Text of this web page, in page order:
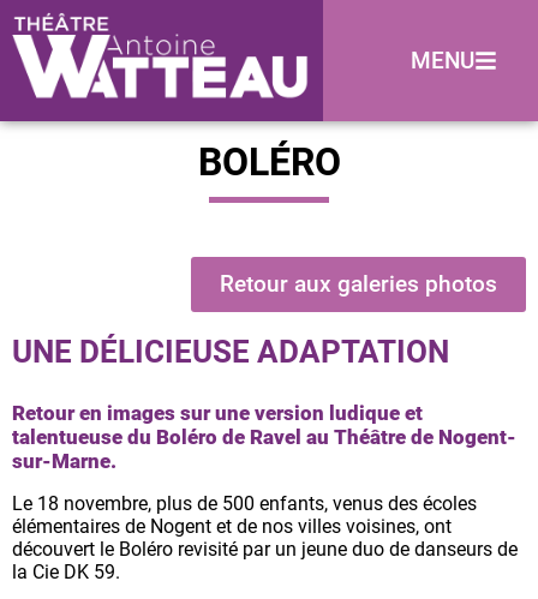
MENU
BOLÉRO
Retour aux galeries photos
UNE DÉLICIEUSE ADAPTATION
Retour en images sur une version ludique et
talentueuse du Boléro de Ravel au Théâtre de Nogent-
sur-Marne.
Le 18 novembre, plus de 500 enfants, venus des écoles
élémentaires de Nogent et de nos villes voisines, ont
découvert le Boléro revisité par un jeune duo de danseurs de
la Cie DK 59.